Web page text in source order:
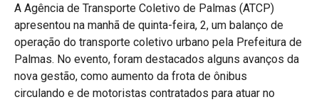
A Agência de Transporte Coletivo de Palmas (ATCP)
apresentou na manhã de quinta-feira, 2, um balanço de
operação do transporte coletivo urbano pela Prefeitura de
Palmas. No evento, foram destacados alguns avanços da
nova gestão, como aumento da frota de ônibus
circulando e de motoristas contratados para atuar no